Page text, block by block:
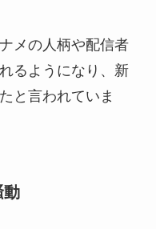
メの人柄や配信者
るようになり、新
と言われていま
動